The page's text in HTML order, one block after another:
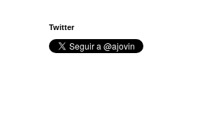
Twitter